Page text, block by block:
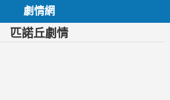
劇情網
匹諾丘劇情